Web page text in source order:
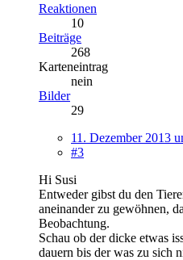
Reaktionen
10
Beiträge
268
Karteneintrag
nein
Bilder
29
11. Dezember 2013
#3
Hi Susi
Entweder gibst du den
aneinander zu gewöhnen,
Beobachtung.
Schau ob der dicke etwas
dauern bis der was zu sich